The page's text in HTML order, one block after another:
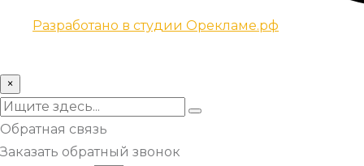
Разработано в студии Орекламе.рф
×
Обратная связь
Заказать обратный звонок